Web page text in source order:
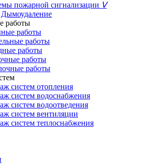
пожарной сигнализации ᐯ
Дымоудаление
работы
работы
работы
работы
работы
работы
систем отопления
систем водоснабжения
систем водоотведения
систем вентиляции
систем теплоснабжения